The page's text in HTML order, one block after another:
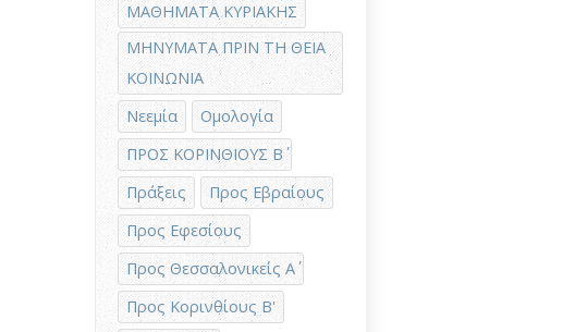
ΜΑΘΗΜΑΤΑ ΚΥΡΙΑΚΗΣ
ΜΗΝΥΜΑΤΑ ΠΡΙΝ ΤΗ ΘΕΙΑ
ΚΟΙΝΩΝΙΑ
Νεεμία
Ομολογία
ΠΡΟΣ ΚΟΡΙΝΘΙΟΥΣ Β΄
Πράξεις
Προς Εβραίους
Προς Εφεσίους
Προς Θεσσαλονικείς Α΄
Προς Κορινθίους Β'